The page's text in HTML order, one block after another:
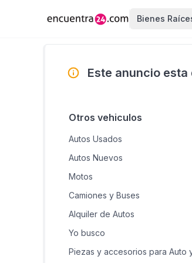
Bienes
Este anuncio
Otros vehiculos
Autos Usados
Autos Nuevos
Motos
Camiones y Buses
Alquiler de Autos
Yo busco
Piezas y accesorios para Auto